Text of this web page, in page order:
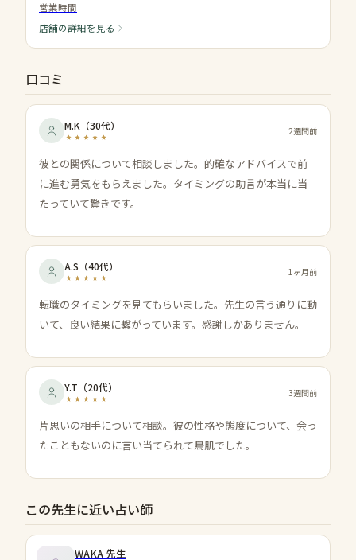
営業時間
店舗の詳細を見る
口コミ
M.K （30代） 2週間前
彼との関係について相談しました。的確なアドバイスで前
に進む勇気をもらえました。タイミングの助言が本当に当
たっていて驚きです。
A.S （40代） 1ヶ月前
転職のタイミングを見てもらいました。先生の言う通りに動
いて、良い結果に繋がっています。感謝しかありません。
Y.T （20代） 3週間前
片思いの相手について相談。彼の性格や態度について、会っ
たこともないのに言い当てられて鳥肌でした。
この先生に近い占い師
WAKA 先生